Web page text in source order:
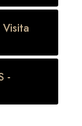
Visita
-